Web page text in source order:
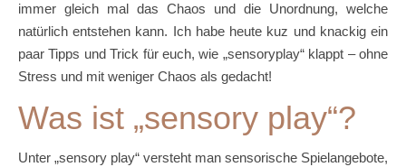
immer gleich mal das Chaos und die Unordnung, welche
natürlich entstehen kann. Ich habe heute kuz und knackig ein
paar Tipps und Trick für euch, wie „sensoryplay“ klappt – ohne
Stress und mit weniger Chaos als gedacht!
Was ist „sensory play“?
Unter „sensory play“ versteht man sensorische Spielangebote,